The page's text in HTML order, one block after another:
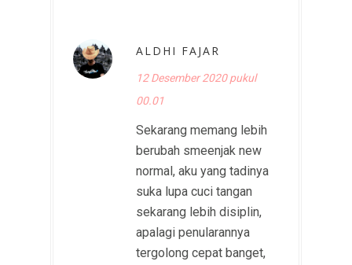
ALDHI FAJAR
12 Desember 2020 pukul
00.01
Sekarang memang lebih
berubah smeenjak new
normal, aku yang tadinya
suka lupa cuci tangan
sekarang lebih disiplin,
apalagi penularannya
tergolong cepat banget,